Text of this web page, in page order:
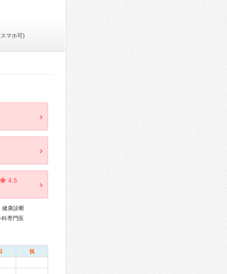
マホ可)
4.5
健康診断
科専門医
祝